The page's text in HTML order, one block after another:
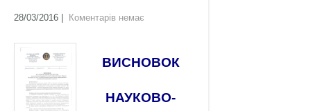
28/03/2016 Коментарів немає
ВИСНОВОК
НАУКОВО-